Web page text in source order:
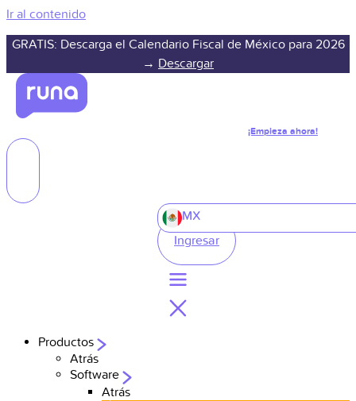
Ir al contenido
GRATIS: Descarga el Calendario Fiscal de México para 2026
→ Descargar
¡Empieza ahora!
MX
Ingresar
Productos
Atrás
Software
Atrás